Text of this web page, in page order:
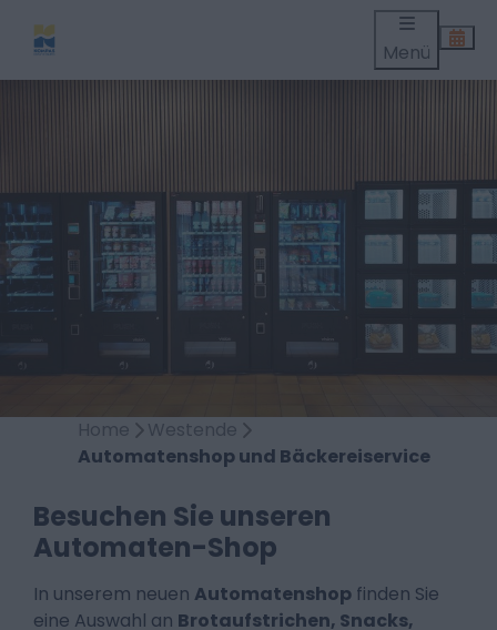
Menü
Home
Westende
Automatenshop und Bäckereiservice
Besuchen Sie unseren
Automaten-Shop
In unserem neuenAutomatenshop finden Sie
eine Auswahl an Brotaufstrichen, Snacks,